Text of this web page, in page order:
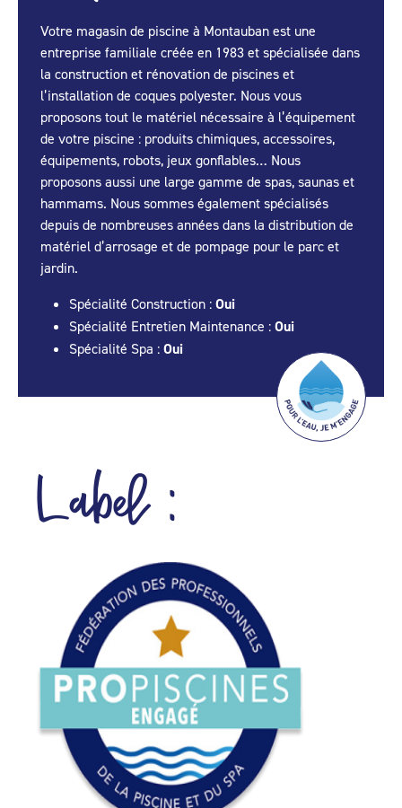
Votre magasin de piscine à Montauban est une
entreprise familiale créée en 1983 et spécialisée dans
la construction et rénovation de piscines et
l’installation de coques polyester. Nous vous
proposons tout le matériel nécessaire à l’équipement
de votre piscine : produits chimiques, accessoires,
équipements, robots, jeux gonflables… Nous
proposons aussi une large gamme de spas, saunas et
hammams. Nous sommes également spécialisés
depuis de nombreuses années dans la distribution de
matériel d’arrosage et de pompage pour le parc et
jardin.
Spécialité Construction : Oui
Spécialité Entretien Maintenance : Oui
Spécialité Spa : Oui
Label :